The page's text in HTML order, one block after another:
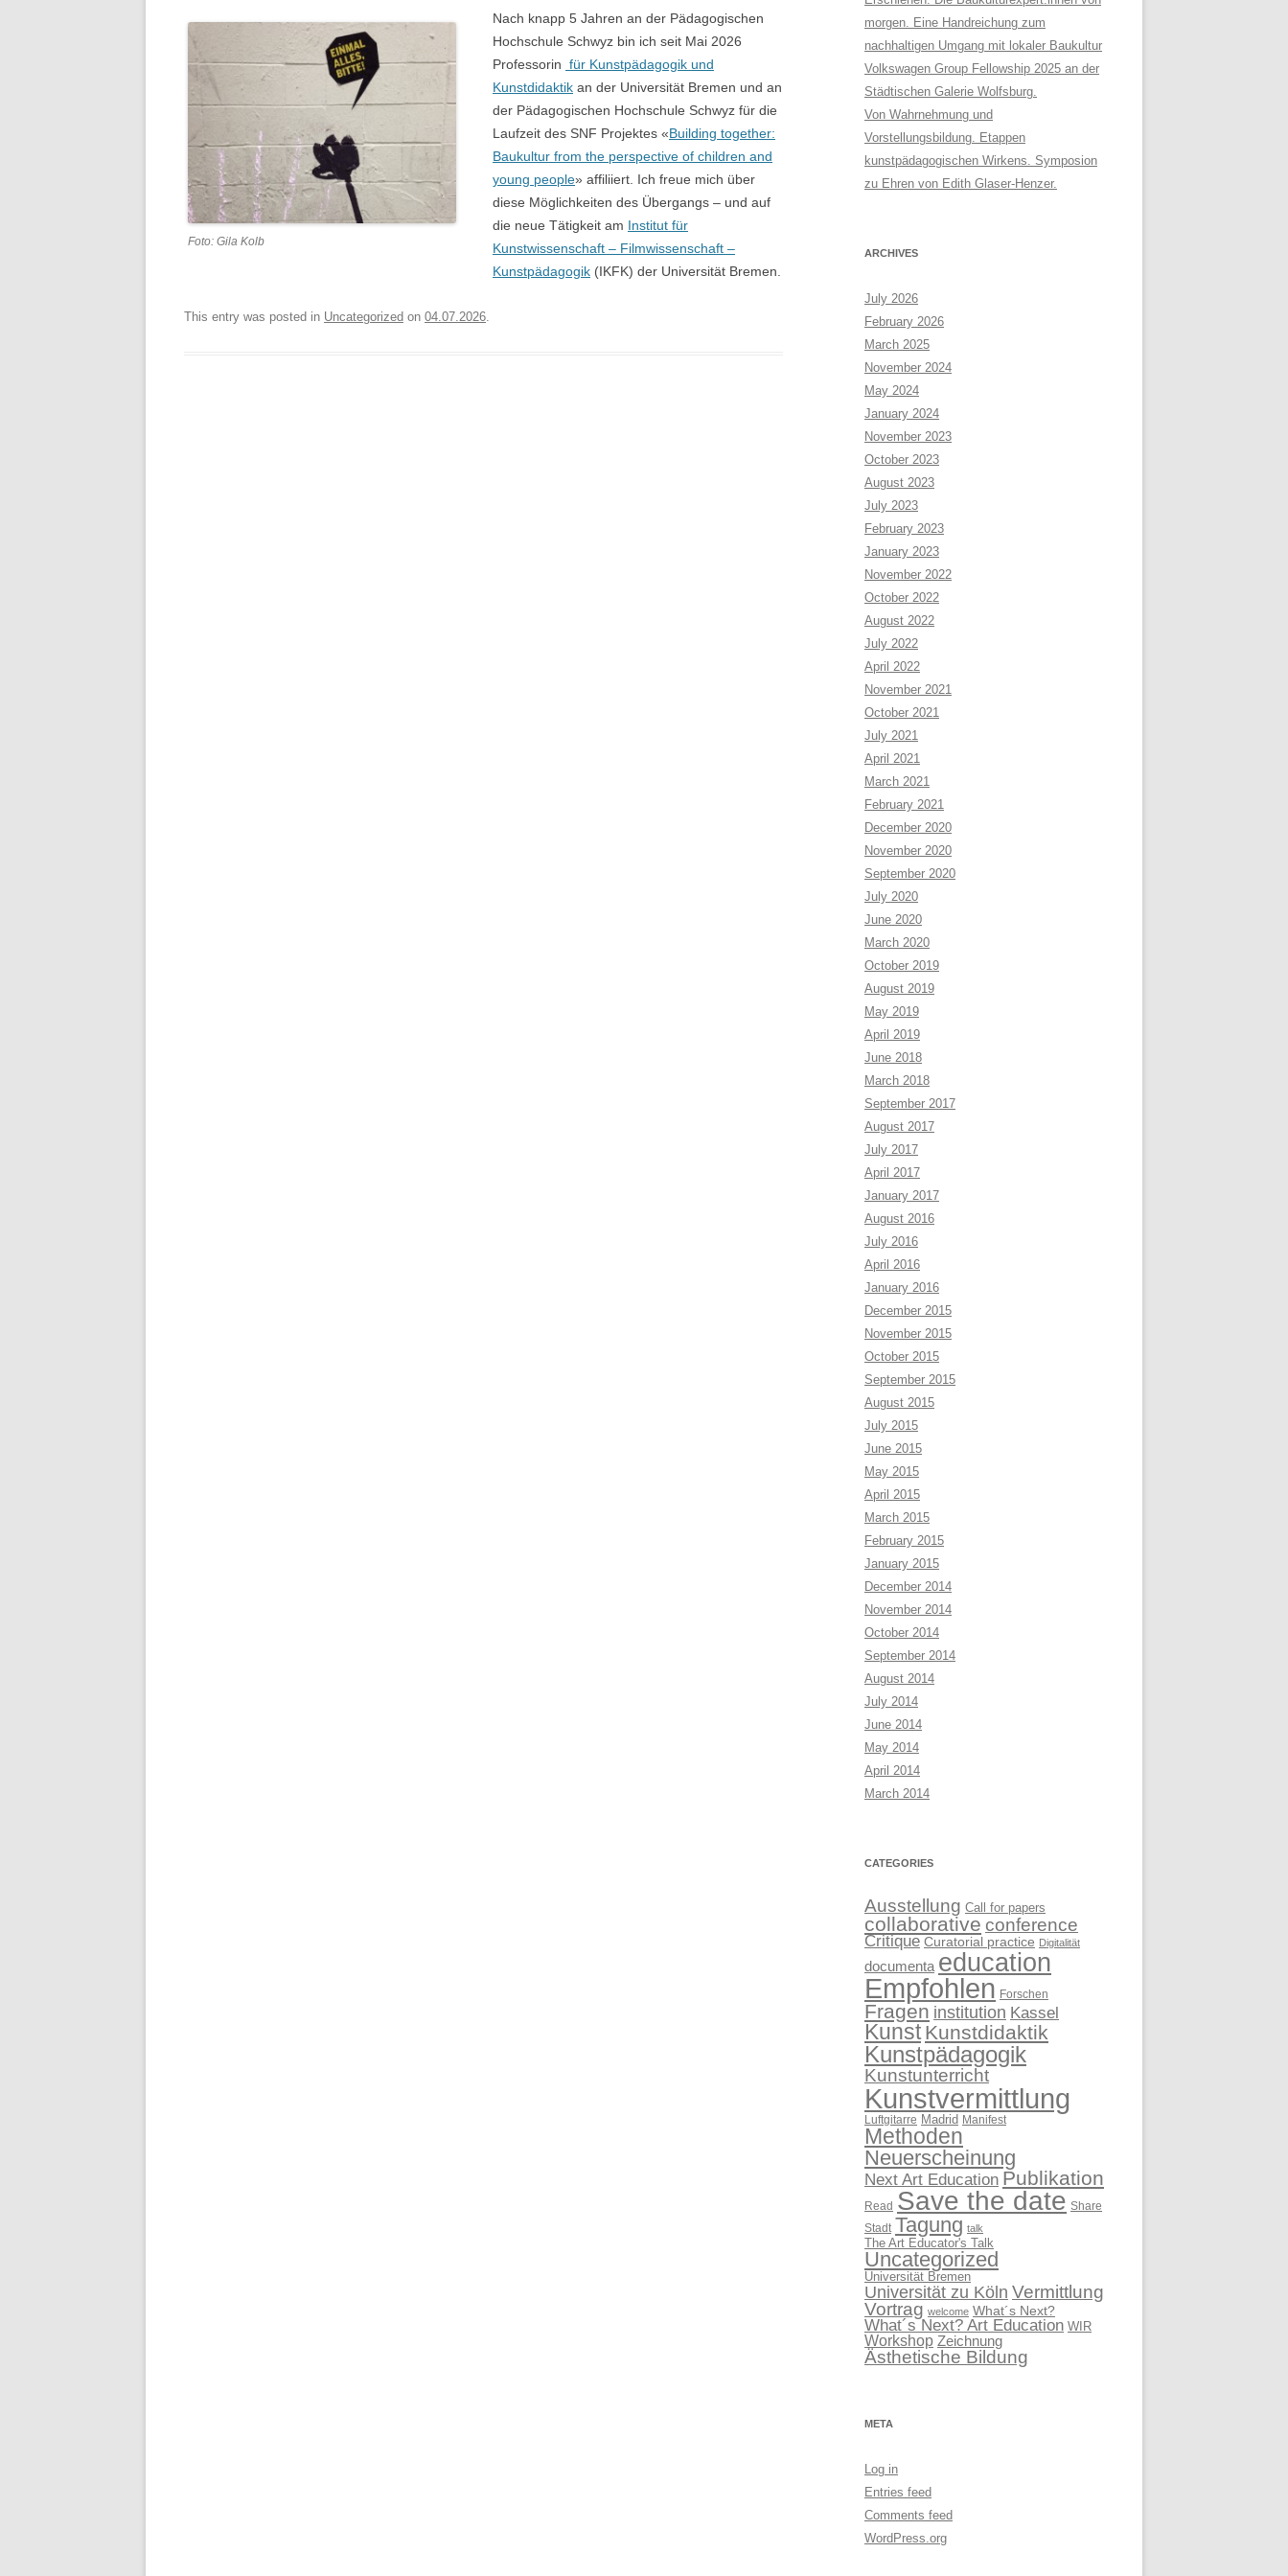
WAS IST EINE “KÜNSTLERISCHE
HALTUNG” (VON
KUNSTLEHRER_INNEN)?
WELCHE KUNST/WELCHE BILDER
KUNSTUNTERRICHT?
WAS IST EIN EIGENTLICH EIN/E
SCHWIERIGE/R SCHÜLER_IN?
WAS HEISST EIGENTLICH „
Foto: Gila Kolb
Nach knapp 5 Jahren an der Pädagogischen
Hochschule Schwyz bin ich seit Mai 2026
Professorin für Kunstpädagogik und
Kunstdidaktik an der Universität Bremen und an
der Pädagogischen Hochschule Schwyz für die
Laufzeit des SNF Projektes «Building together:
Baukultur from the perspective of children and
young people» affiliiert. Ich freue mich über
diese Möglichkeiten des Übergangs – und auf
die neue Tätigkeit am Institut für
Kunstwissenschaft – Filmwissenschaft –
Kunstpädagogik (IKFK) der Universität Bremen.
This entry was posted in Uncategorized on 04.07.2026.
morgen. Eine Handreichung zum
nachhaltigen Umgang mit lokaler Baukultur
Volkswagen Group Fellowship 2025 an der
Städtischen Galerie Wolfsburg.
Von Wahrnehmung und
Vorstellungsbildung. Etappen
kunstpädagogischen Wirkens. Symposion
zu Ehren von Edith Glaser-Henzer.
ARCHIVES
July 2026
February 2026
March 2025
November 2024
May 2024
January 2024
November 2023
October 2023
August 2023
July 2023
February 2023
January 2023
November 2022
October 2022
August 2022
July 2022
April 2022
November 2021
October 2021
July 2021
April 2021
March 2021
February 2021
December 2020
November 2020
September 2020
July 2020
June 2020
March 2020
October 2019
August 2019
May 2019
April 2019
June 2018
March 2018
September 2017
August 2017
July 2017
April 2017
January 2017
August 2016
July 2016
April 2016
January 2016
December 2015
November 2015
October 2015
September 2015
August 2015
July 2015
June 2015
May 2015
April 2015
March 2015
February 2015
January 2015
December 2014
November 2014
October 2014
September 2014
August 2014
July 2014
June 2014
May 2014
April 2014
March 2014
CATEGORIES
Ausstellung Call for papers
collaborative conference
Critique Curatorial practice Digitalität
documenta education
Empfohlen Forschen
Fragen institution Kassel
Kunst Kunstdidaktik
Kunstpädagogik
Kunstunterricht
Kunstvermittlung
Luftgitarre Madrid Manifest
Methoden
Neuerscheinung
Next Art Education Publikation
Read Save the date Share
Stadt Tagung talk
The Art Educator's Talk
Uncategorized
Universität Bremen
Universität zu Köln Vermittlung
Vortrag welcome What´s Next?
What´s Next? Art Education WIR
Workshop Zeichnung
Ästhetische Bildung
META
Log in
Entries feed
Comments feed
WordPress.org